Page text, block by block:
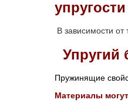
В зависимости
Упругий
Пружинящие
Материалы